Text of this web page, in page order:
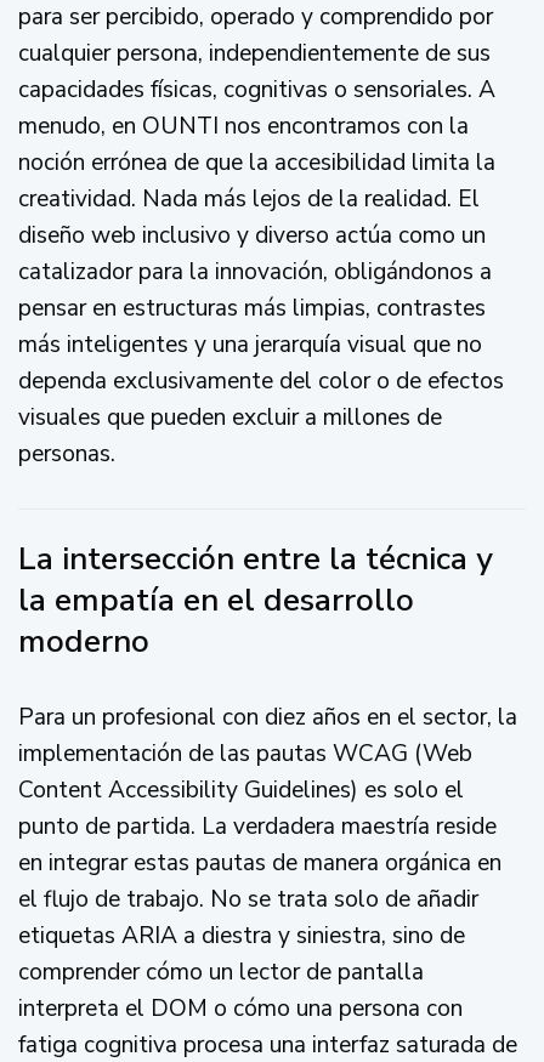
para ser percibido, operado y comprendido por
cualquier persona, independientemente de sus
capacidades físicas, cognitivas o sensoriales. A
menudo, en OUNTI nos encontramos con la
noción errónea de que la accesibilidad limita la
creatividad. Nada más lejos de la realidad. El
diseño web inclusivo y diverso actúa como un
catalizador para la innovación, obligándonos a
pensar en estructuras más limpias, contrastes
más inteligentes y una jerarquía visual que no
dependa exclusivamente del color o de efectos
visuales que pueden excluir a millones de
personas.
La intersección entre la técnica y
la empatía en el desarrollo
moderno
Para un profesional con diez años en el sector, la
implementación de las pautas WCAG (Web
Content Accessibility Guidelines) es solo el
punto de partida. La verdadera maestría reside
en integrar estas pautas de manera orgánica en
el flujo de trabajo. No se trata solo de añadir
etiquetas ARIA a diestra y siniestra, sino de
comprender cómo un lector de pantalla
interpreta el DOM o cómo una persona con
fatiga cognitiva procesa una interfaz saturada de